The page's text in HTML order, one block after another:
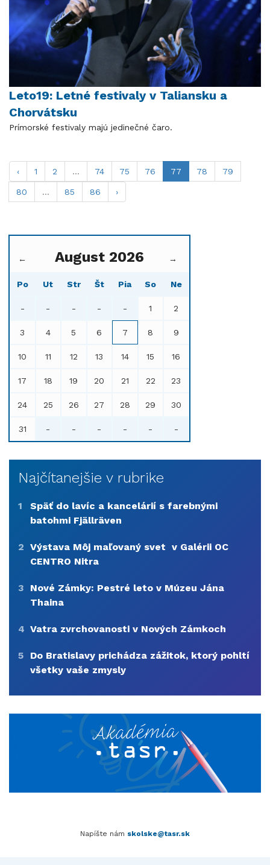
Leto19: Letné festivaly v Taliansku a
Chorvátsku
Prímorské festivaly majú jedinečné čaro.
‹ 1 2 ... 74 75 76 77 78 79
80 ... 85 86 ›
← August 2026 →
Po Ut Str Št Pia So Ne
- - - - - 1 2
3 4 5 6 7 8 9
10 11 12 13 14 15 16
17 18 19 20 21 22 23
24 25 26 27 28 29 30
31 - - - - - -
Najčítanejšie v rubrike
1
Späť do lavíc a kancelárií s farebnými
batohmi Fjällräven
2 Výstava Môj maľovaný svet v Galérii OC
CENTRO Nitra
3
Nové Zámky: Pestré leto v Múzeu Jána
Thaina
4 Vatra zvrchovanosti v Nových Zámkoch
5
Do Bratislavy prichádza zážitok, ktorý pohltí
všetky vaše zmysly
Napíšte nám skolske@tasr.sk